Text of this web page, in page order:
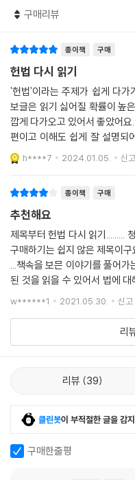
맥킨지의 설명을 들은 시연이
무 잘 탔습니다. 그냥 취미 정도
에요. 따로 배운 적도 없다는데
습니다. 국가대표 감독님이 보
니다. 그런데 그 오빠는 집안
니다. 할머니, 할아버지와 함께
다행히 그런 사실이 알려지면
이 TV 프로그램의 내용이었습
“오빠가 나중에 국제대회에서
대우를 받는 것 아닌가? 반대하
주는 걸 넘어서서 그렇게 특별
아닌가 해서 말이야.”
“글쎄. 인간들이 모여서 사회를
않을까? 다른 사람들보다 많
의 꿈을 펼칠 수 있게 말이야.
과를 함께 누릴 수 있잖아. 평
눈이 불편한 사람이 길을 쉽게
블록을 설치해 놓잖아. 팔 다리
가 다닐 수 있는 평평한 길을 만
인들이 이용할 수 있니. 시연이
애를 이기고 국가에, 아니 인
--- pp.119~120
맥킨지는 과잉금지원칙에 대해
우리가 사는 세상, 살고 싶은
구매리뷰
종이책 구매
헌법 다시 읽기
'헌법'이라는 주제가 쉽게 다가
보글은 읽기 싫어질 확률이 높
깝게 다가오고 있어서 좋았어
편이고 이해도 쉽게 잘 설명되
인생과 떼려야 뗄 수 없는 관계
h****7 2024.01.05. 신고
종이책 구매
추천해요
제목부터 헌법 다시 읽기.........
구매하기는 쉽지 않은 제목이
...책속을 보믄 이야기를 풀어
된 것을 읽을 수 있어서 법에
않게. 한번쯤. 읽어보믄 좋을 듯
w******1 2021.05.30. 신고
리
리뷰 39
클린봇이 부적절한 글을 감
구매한줄평